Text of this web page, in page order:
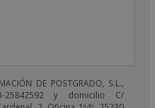
DE POSTGRADO, S.L.,
25842592 y domicilio C/